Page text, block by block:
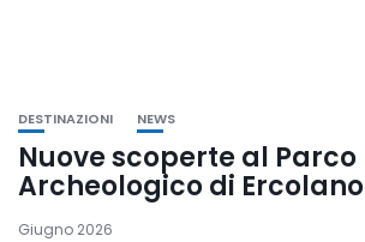
DESTINAZIONI NEWS
Nuove scoperte al Parco
Archeologico di Ercolano
Giugno 2026